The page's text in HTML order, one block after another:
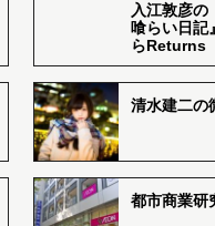
入江敦彦の
喰らい日記
らReturns
清水建二の
都市商業研